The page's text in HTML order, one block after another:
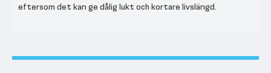
eftersom det kan ge dålig lukt och kortare livslängd.